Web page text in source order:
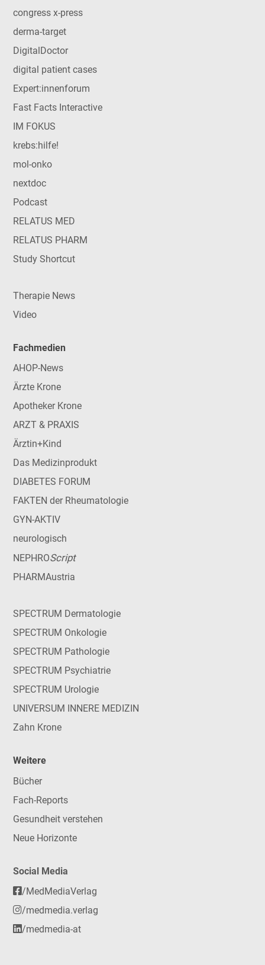
congress x-press
derma-target
DigitalDoctor
digital patient cases
Expert:innenforum
Fast Facts Interactive
IM FOKUS
krebs:hilfe!
mol-onko
nextdoc
Podcast
RELATUS MED
RELATUS PHARM
Study Shortcut
Therapie News
Video
Fachmedien
AHOP-News
Ärzte Krone
Apotheker Krone
ARZT & PRAXIS
Ärztin+Kind
Das Medizinprodukt
DIABETES FORUM
FAKTEN der Rheumatologie
GYN-AKTIV
neurologisch
NEPHROScript
PHARMAustria
SPECTRUM Dermatologie
SPECTRUM Onkologie
SPECTRUM Pathologie
SPECTRUM Psychiatrie
SPECTRUM Urologie
UNIVERSUM INNERE MEDIZIN
Zahn Krone
Weitere
Bücher
Fach-Reports
Gesundheit verstehen
Neue Horizonte
Social Media
/MedMediaVerlag
/medmedia.verlag
/medmedia-at